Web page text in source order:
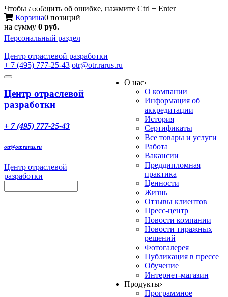
Чтобы сообщить об ошибке, нажмите Ctrl + Enter
Корзина0 позиций
на сумму 0 руб.
Персональный раздел
Центр отраслевой разработки
+ 7 (495) 777-25-43 otr@otr.rarus.ru
Toggle
Меню
Центр отраслевой
разработки
+ 7 (495) 777-25-43
otr@otr.rarus.ru
Центр отраслевой
разработки
О нас›
О компании
Информация об
аккредитации
История
Сертификаты
Все товары и услуги
Работа
Вакансии
Преддипломная
практика
Ценности
Жизнь
Отзывы клиентов
Пресс-центр
Новости компании
Новости тиражных
решений
Фотогалерея
Публикация в прессе
Обучение
Интернет-магазин
Продукты›
Программное